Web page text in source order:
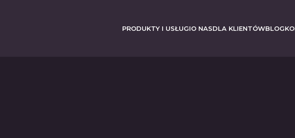
PRODUKTY I USŁUGIO NASDLA KLIENTÓWBLOG